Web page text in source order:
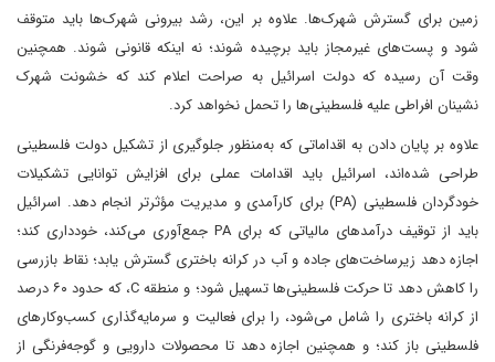
زمین برای گسترش شهرک‌ها. علاوه بر این، رشد بیرونی شهرک‌ها باید متوقف
شود و پست‌های غیرمجاز باید برچیده شوند؛ نه اینکه قانونی شوند. همچنین
وقت آن رسیده که دولت اسرائیل به صراحت اعلام کند که خشونت‌ شهرک
نشینان افراطی علیه فلسطینی‌ها را تحمل نخواهد کرد.
علاوه بر پایان دادن به اقداماتی که به‌منظور جلوگیری از تشکیل دولت فلسطینی
طراحی شده‌اند، اسرائیل باید اقدامات عملی برای افزایش توانایی تشکیلات
خودگردان فلسطینی (PA) برای کارآمدی و مدیریت مؤثرتر انجام دهد. اسرائیل
باید از توقیف درآمدهای مالیاتی که برای PA جمع‌آوری می‌کند، خودداری کند؛
اجازه دهد زیرساخت‌های جاده و آب در کرانه باختری گسترش یابد؛ نقاط بازرسی
را کاهش دهد تا حرکت فلسطینی‌ها تسهیل شود؛ و منطقه C، که حدود ۶۰ درصد
از کرانه باختری را شامل می‌شود، را برای فعالیت و سرمایه‌گذاری کسب‌وکارهای
فلسطینی باز کند؛ و همچنین اجازه دهد تا محصولات دارویی و گوجه‌فرنگی از